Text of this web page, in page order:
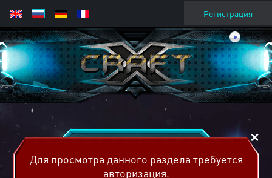
Регистрация
Для просмотра данного раздела требуется
авторизация.